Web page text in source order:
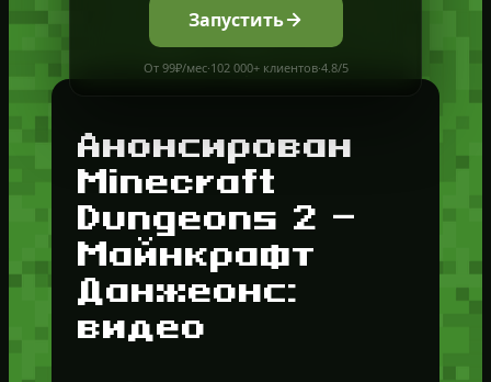
Запустить
От 99₽/мес·102 000+ клиентов·4.8/5
Анонсирован
Minecraft
Dungeons 2 —
Майнкрафт
Данжеонс:
видео